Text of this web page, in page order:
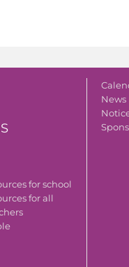
for school
for all
News